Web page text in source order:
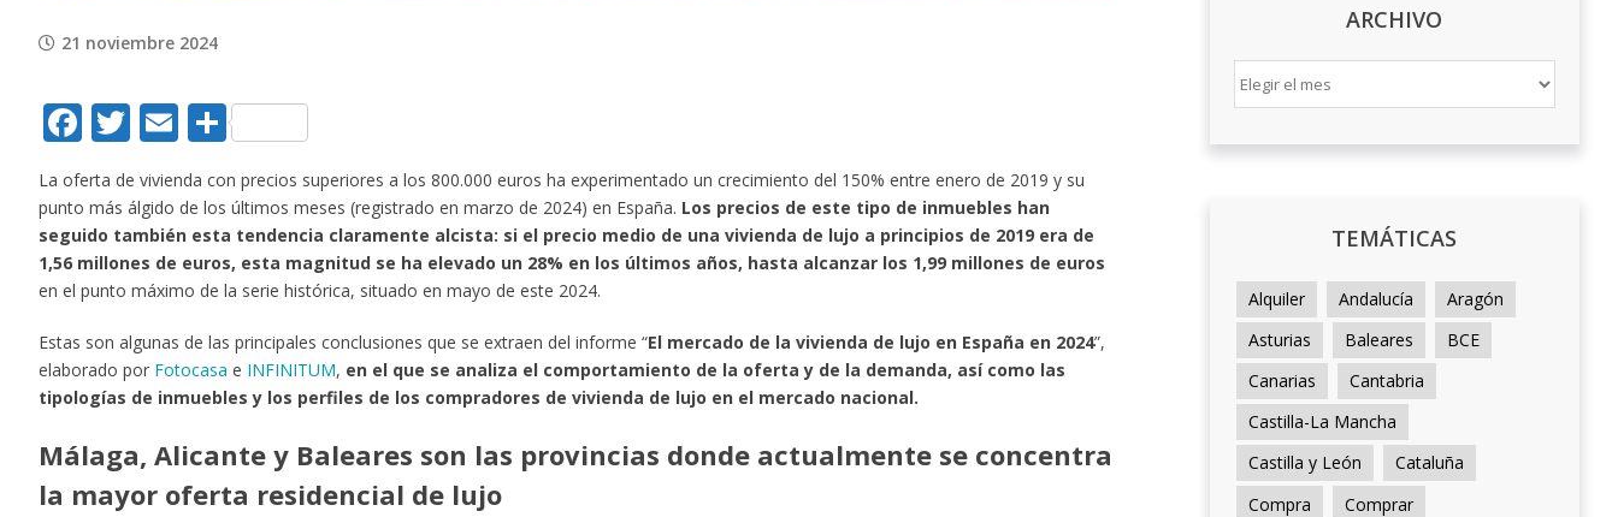
21 noviembre 2024
Facebook
Twitter
EmailCompartir
La oferta de vivienda con precios superiores a los 800.000 euros ha experimentado un crecimiento del 150% entre enero de 2019 y su
punto más álgido de los últimos meses (registrado en marzo de 2024) en España. Los precios de este tipo de inmuebles han
seguido también esta tendencia claramente alcista: si el precio medio de una vivienda de lujo a principios de 2019 era de
1,56 millones de euros, esta magnitud se ha elevado un 28% en los últimos años, hasta alcanzar los 1,99 millones de euros
en el punto máximo de la serie histórica, situado en mayo de este 2024.
Estas son algunas de las principales conclusiones que se extraen del informe “El mercado de la vivienda de lujo en España en 2024”,
elaborado por Fotocasa e INFINITUM, en el que se analiza el comportamiento de la oferta y de la demanda, así como las
tipologías de inmuebles y los perfiles de los compradores de vivienda de lujo en el mercado nacional.
Málaga, Alicante y Baleares son las provincias donde actualmente se concentra
la mayor oferta residencial de lujo
ARCHIVO
ARCHIVO
TEMÁTICAS
Alquiler Andalucía
Aragón
Asturias
Baleares
BCE
Canarias
Cantabria
Castilla-La Mancha
Castilla y León
Cataluña
Compra
Comprar